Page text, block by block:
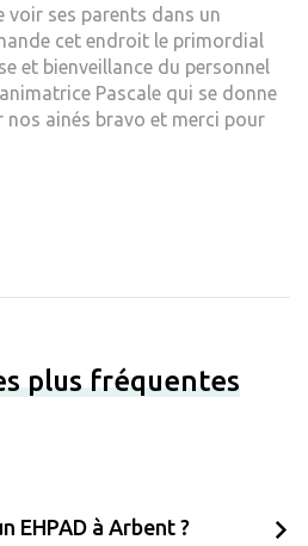
ses parents dans un
cet endroit le primordial
et bienveillance du personnel
Pascale qui se donne
nos ainés bravo et merci pour
plus fréquentes
EHPAD à Arbent ?